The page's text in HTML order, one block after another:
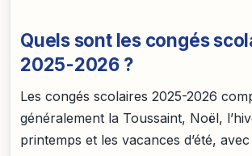
Quels sont les congés
2025-2026 ?
Les congés scolaires 2025-2026
généralement la Toussaint, Noël,
printemps et les vacances d’été,